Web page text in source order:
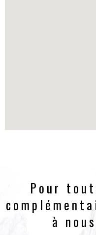
Pour
à